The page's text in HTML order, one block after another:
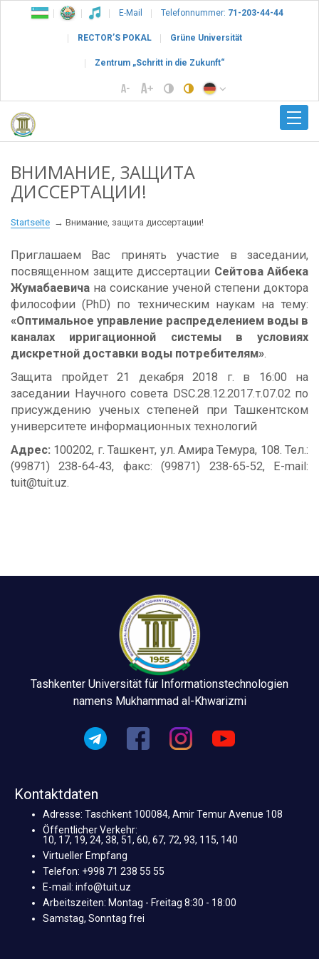
E-Mail Telefonnummer: 71-203-44-44
RECTOR’S POKAL Grüne Universität
Zentrum „Schritt in die Zukunft“
ВНИМАНИЕ, ЗАЩИТА
ДИССЕРТАЦИИ!
Startseite Внимание, защита диссертации!
Приглашаем Вас принять участие в заседании,
посвященном защите диссертации Сейтова Айбека
Жумабаевича на соискание ученой степени доктора
философии (PhD) по техническим наукам на тему:
«Оптимальное управление распределением воды в
каналах ирригационной системы в условиях
дискретной доставки воды потребителям»
Защита пройдет 21 декабря 2018 г. в 16:00 на
заседании Научного совета DSC.28.12.2017.т.07.02 по
присуждению ученых степеней при Ташкентском
университете информационных технологий
Адрес: 100202, г. Ташкент, ул. Амира Темура, 108. Тел.:
(99871) 238-64-43, факс: (99871) 238-65-52, E-mail:
tuit@tuit.uz.
Tashkenter Universität für Informationstechnologien
namens Mukhammad al-Khwarizmi
Kontaktdaten
Adresse: Taschkent 100084, Amir Temur Avenue 108
Öffentlicher Verkehr:
10, 17, 19, 24, 38, 51, 60, 67, 72, 93, 115, 140
Virtueller Empfang
Telefon: +998 71 238 55 55
E-mail: info@tuit.uz
Arbeitszeiten: Montag - Freitag 8:30 - 18:00
Samstag, Sonntag frei